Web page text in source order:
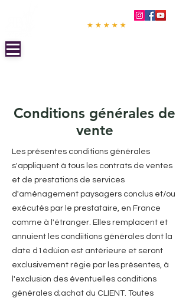
Conditions générales de
vente
Les présentes conditions générales
s'appliquent à tous les contrats de ventes
et de prestations de services
d'aménagement paysagers conclus et/ou
exécutés par le prestataire, en France
comme à l'étranger. Elles remplacent et
annuient les condiitions générales dont la
date d1édùion est antérieure et seront
exclusivement régie par les présentes, à
l'exclusion des éventuelles conditions
générales d;achat du CLIENT. Toutes